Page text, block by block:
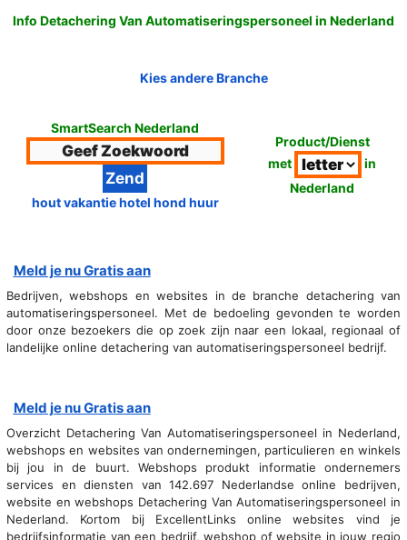
Info Detachering Van Automatiseringspersoneel in Nederland
Kies andere Branche
SmartSearch Nederland
hout vakantie hotel hond huur
Product/Dienst
met
in
Nederland
Meld je nu Gratis aan
Bedrijven, webshops en websites in de branche detachering van
automatiseringspersoneel. Met de bedoeling gevonden te worden
door onze bezoekers die op zoek zijn naar een lokaal, regionaal of
landelijke online detachering van automatiseringspersoneel bedrijf.
Meld je nu Gratis aan
Overzicht Detachering Van Automatiseringspersoneel in Nederland,
webshops en websites van ondernemingen, particulieren en winkels
bij jou in de buurt. Webshops produkt informatie ondernemers
services en diensten van 142.697 Nederlandse online bedrijven,
website en webshops Detachering Van Automatiseringspersoneel in
Nederland. Kortom bij ExcellentLinks online websites vind je
bedrijfsinformatie van een bedrijf, webshop of website in jouw regio